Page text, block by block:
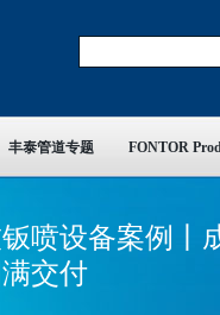
丰泰管道专题 FONTOR
喷设备案例丨
交付